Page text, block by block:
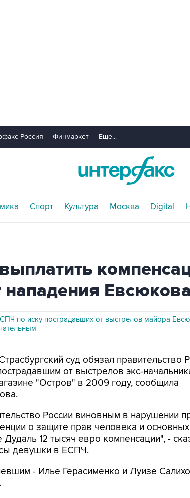
Россия Финмаркет Еще...
Спорт Культура Москва Digital
Евсюкова
по иску пострадавших от выстрелов майора
суд обязал правительство
от выстрелов экс-
"Остров" в 2009 году, сообщила
России виновным в нарушении
о защите прав человека и основных
12 тысяч евро компенсации", -
девушки в ЕСПЧ.
- Илье Герасименко и Луизе